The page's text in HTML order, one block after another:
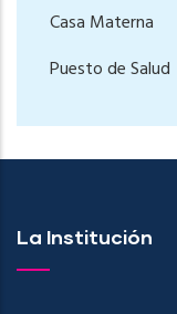
Casa Materna
Puesto de Salud
La Institución